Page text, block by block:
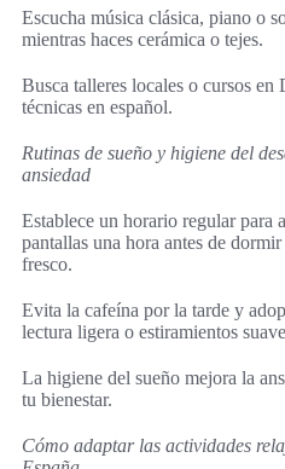
Escucha música clásica, piano o
mientras haces cerámica o tejes.
Busca talleres locales o cursos en
técnicas en español.
Rutinas de sueño y higiene del
ansiedad
Establece un horario regular para
pantallas una hora antes de
fresco.
Evita la cafeína por la tarde y
lectura ligera o estiramientos
La higiene del sueño mejora la
tu bienestar.
Cómo adaptar las actividades